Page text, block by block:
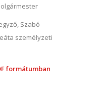
Szabó
személyzeti
formátumban